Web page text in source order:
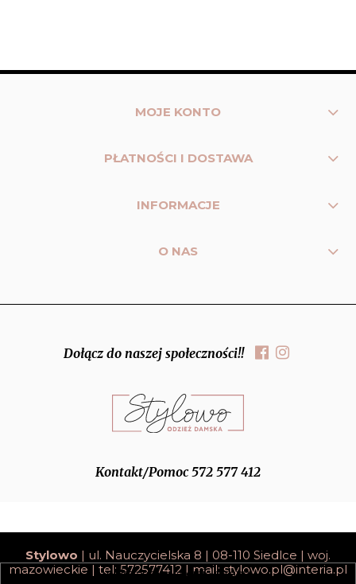
MOJE KONTO
PŁATNOŚCI I DOSTAWA
INFORMACJE
O NAS
Dołącz do naszej społeczności!!
Kontakt/Pomoc 572 577 412
Stylowo | ul. Nauczycielska 8 | 08-110 Siedlce | woj.
mazowieckie | tel: 572577412 | mail: stylowo.pl@interia.pl
pokaż pełną wersję strony